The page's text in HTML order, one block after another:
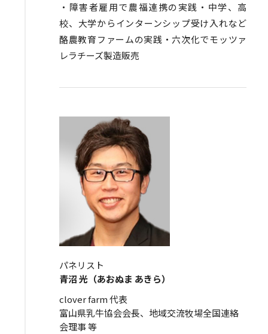
・障害者雇用で農福連携の実践・中学、高
校、大学からインターンシップ受け入れなど
酪農教育ファームの実践・六次化でモッツァ
レラチーズ製造販売
パネリスト
青沼 光（あおぬま あきら）
clover farm 代表
富山県乳牛協会会長、地域交流牧場全国連絡
会理事 等